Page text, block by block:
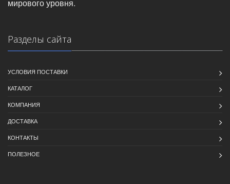
мирового уровня.
Разделы сайта
УСЛОВИЯ ПОСТАВКИ
КАТАЛОГ
КОМПАНИЯ
ДОСТАВКА
КОНТАКТЫ
ПОЛЕЗНОЕ